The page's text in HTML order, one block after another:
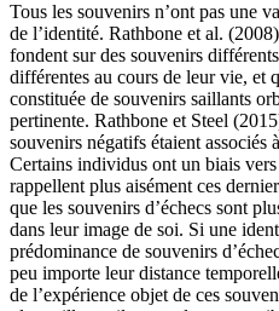
Tous les souvenirs n’ont pas une
de l’identité. Rathbone et al.
fondent sur des souvenirs
différentes au cours de leur vie, et
constituée de souvenirs saillants
pertinente. Rathbone et Steel
souvenirs négatifs étaient associés
Certains individus ont un biais vers
rappellent plus aisément ces
que les souvenirs d’échecs sont
dans leur image de soi. Si une
prédominance de souvenirs
peu importe leur distance
de l’expérience objet de ces